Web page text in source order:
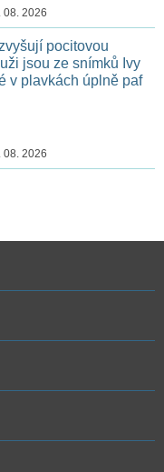
2026
pocitovou
jsou ze snímků Ivy
v plavkách úplně paf
2026